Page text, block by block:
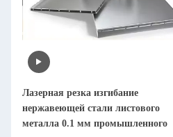
Лазерная резка изгибание
нержавеющей стали листового
металла 0.1 мм промышленного